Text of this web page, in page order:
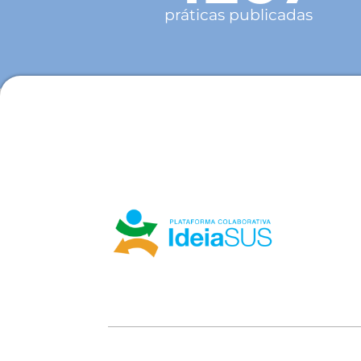
práticas publicadas